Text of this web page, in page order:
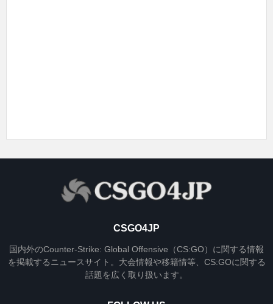
CSGO4JP
国内外のCounter-Strike: Global Offensive（CS:GO）に関する情報
を掲載するニュースサイト。大会情報や移籍情等、CS:GOに関する
話題を広く取り扱います。